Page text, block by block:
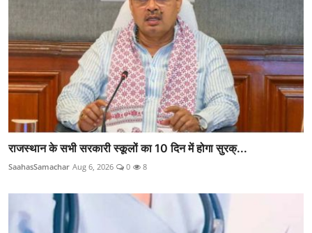
राजस्थान के सभी सरकारी स्कूलों का 10 दिन में होगा सुरक्...
SaahasSamachar Aug 6, 2026 0 8